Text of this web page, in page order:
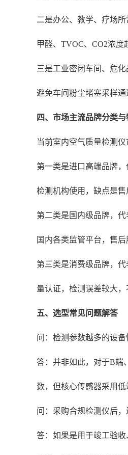
二是办公、教学、疗场
甲醛、TVOC、CO2浓
三是工业密闭车间、危
避免车间粉尘堵塞采样
四、市场主流品牌分类与
当前室内空气质量检测
第一类是进口高端品牌
检测机构使用，缺点是
第二类是国内级品牌，
国内各类监管平台，售
第三类是消费级品牌，
量认证，检测误差较大，
五、选型常见问题解答
问：检测参数越多的设备
答：并非如此，对于B端
数，但核心传感器采用
问：采购合规检测仪后
答：如果是用于竣工验